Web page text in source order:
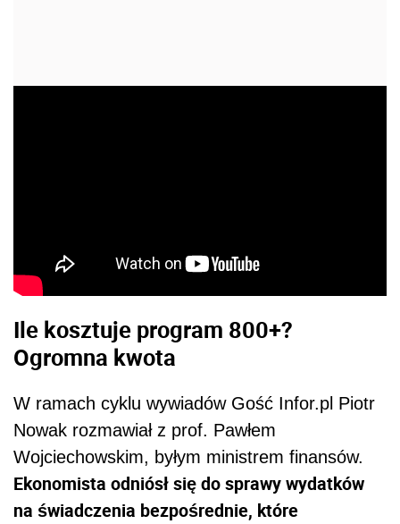
Ile kosztuje program 800+?
Ogromna kwota
W ramach cyklu wywiadów Gość Infor.pl Piotr
Nowak rozmawiał z prof. Pawłem
Wojciechowskim, byłym ministrem finansów.
Ekonomista odniósł się do sprawy wydatków
na świadczenia bezpośrednie, które